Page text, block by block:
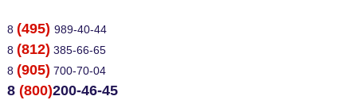
8 (495) 989-40-44
8 (812) 385-66-65
8 (905) 700-70-04
8 (800)200-46-45